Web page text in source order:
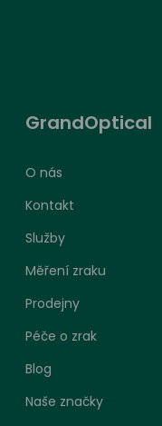
GrandOptical
O nás
Kontakt
Služby
Měření zraku
Prodejny
Péče o zrak
Blog
Naše značky